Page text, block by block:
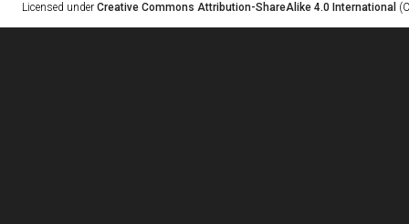
Licensed under Creative Commons Attribution-ShareAlike 4.0 International